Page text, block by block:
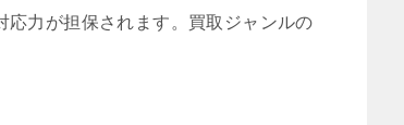
力が担保されます。買取ジャンルの